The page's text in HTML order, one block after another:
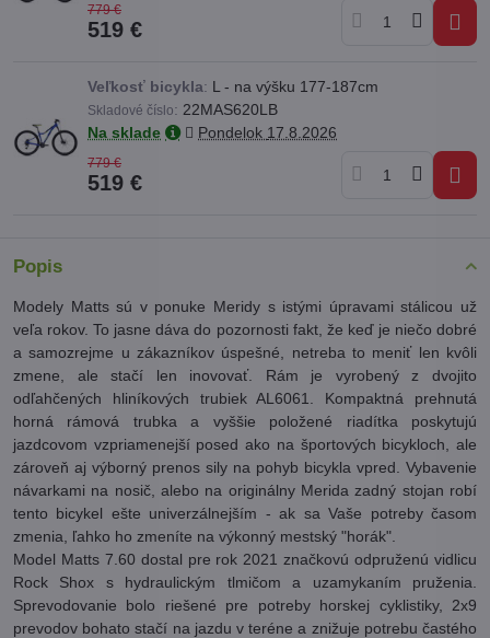
779 €
519 €
Veľkosť bicykla: L - na výšku 177-187cm
Skladové číslo: 22MAS620LB
Na sklade
Pondelok 17.8.2026
779 €
519 €
Popis
Modely Matts sú v ponuke Meridy s istými úpravami stálicou už
veľa rokov. To jasne dáva do pozornosti fakt, že keď je niečo dobré
a samozrejme u zákazníkov úspešné, netreba to meniť len kvôli
zmene, ale stačí len inovovať. Rám je vyrobený z dvojito
odľahčených hliníkových trubiek AL6061. Kompaktná prehnutá
horná rámová trubka a vyššie položené riadítka poskytujú
jazdcovom vzpriamenejší posed ako na športových bicykloch, ale
zároveň aj výborný prenos sily na pohyb bicykla vpred. Vybavenie
návarkami na nosič, alebo na originálny Merida zadný stojan robí
tento bicykel ešte univerzálnejším - ak sa Vaše potreby časom
zmenia, ľahko ho zmeníte na výkonný mestský "horák".
Model Matts 7.60 dostal pre rok 2021 značkovú odpruženú vidlicu
Rock Shox s hydraulickým tlmičom a uzamykaním pruženia.
Sprevodovanie bolo riešené pre potreby horskej cyklistiky, 2x9
prevodov bohato stačí na jazdu v teréne a znižuje potrebu častého